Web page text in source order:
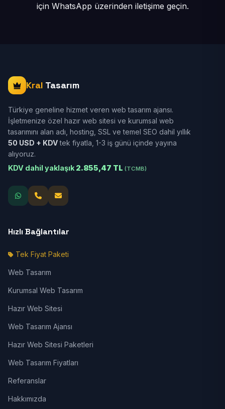
için WhatsApp üzerinden iletişime geçin.
Kral Tasarım
Türkiye geneline hizmet veren web tasarım ajansı.
İşletmenize özel hazır web sitesi ve kurumsal web
tasarımını alan adı, hosting, SSL ve temel SEO dahil yıllık
50 USD + KDVtek fiyatla, 1-3 iş günü içinde yayına
alıyoruz.
KDV dahil yaklaşık 2.855,47 TL (TCMB)
Hızlı Bağlantılar
Tek Fiyat Paketi
Web Tasarım
Kurumsal Web Tasarım
Hazır Web Sitesi
Web Tasarım Ajansı
Hazır Web Sitesi Paketleri
Web Tasarım Fiyatları
Referanslar
Hakkımızda